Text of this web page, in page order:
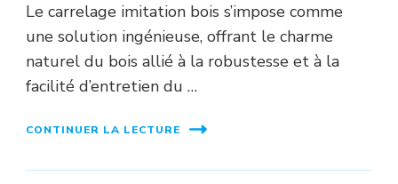
Le carrelage imitation bois s’impose comme
une solution ingénieuse, offrant le charme
naturel du bois allié à la robustesse et à la
facilité d’entretien du …
CONTINUER LA LECTURE